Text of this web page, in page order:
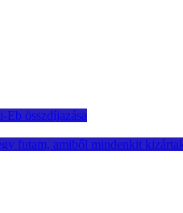
Eb összdíjazása
futam, amiből mindenkit